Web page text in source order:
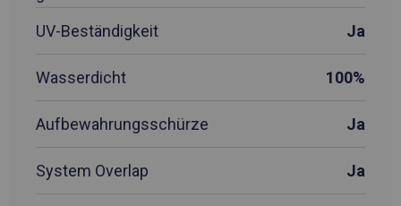
UV-Beständigkeit
Ja
Wasserdicht 100%
Aufbewahrungsschürze Ja
System Overlap Ja